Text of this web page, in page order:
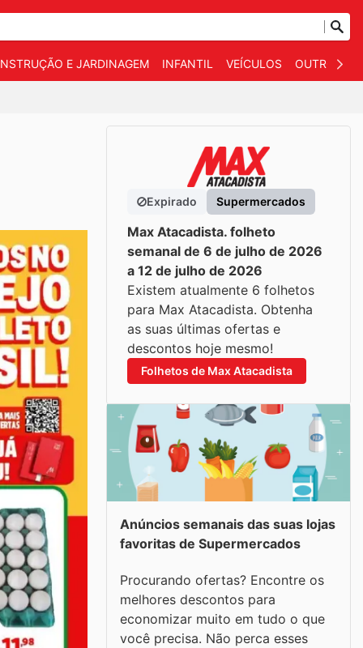
E JARDINAGEM INFANTIL VEÍCULOS OUTROS
Expirado Supermercados
Max Atacadista. folheto
semanal de 6 de julho de 2026
a 12 de julho de 2026
Existem atualmente 6 folhetos
para Max Atacadista. Obtenha
as suas últimas ofertas e
descontos hoje mesmo!
Folhetos de Max Atacadista
Anúncios semanais das suas lojas
favoritas de Supermercados
Procurando ofertas? Encontre os
melhores descontos para
economizar muito em tudo o que
você precisa. Não perca esses